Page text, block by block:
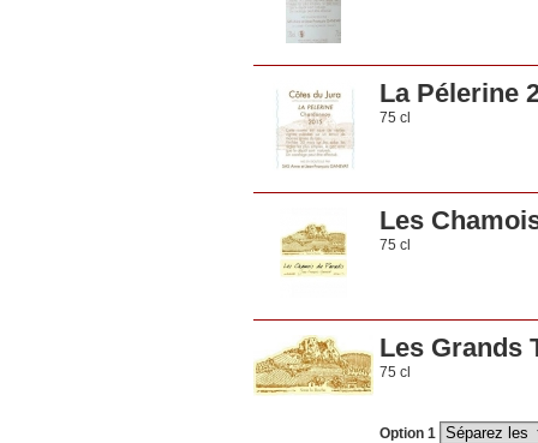
La Pélerine
75 cl
Les
75 cl
Les Grands
75 cl
Option 1